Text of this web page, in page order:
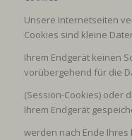
Unsere Internetseiten
Cookies sind kleine
Ihrem Endgerät keinen
vorübergehend für die
(Session-Cookies) oder
Ihrem Endgerät
werden nach Ende Ihres